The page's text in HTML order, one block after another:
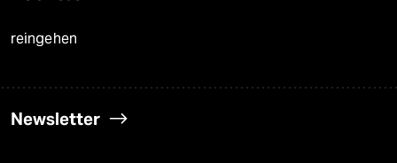
reingehen
Newsletter